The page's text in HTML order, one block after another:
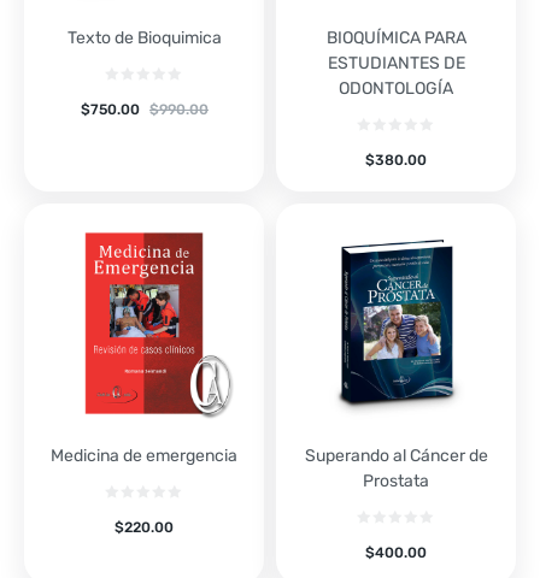
Texto de Bioquimica
$990.00
$750.00
BIOQUÍMICA PARA
ESTUDIANTES DE
ODONTOLOGÍA
$380.00
Medicina de emergencia
$220.00
Superando al Cáncer de
Prostata
$400.00